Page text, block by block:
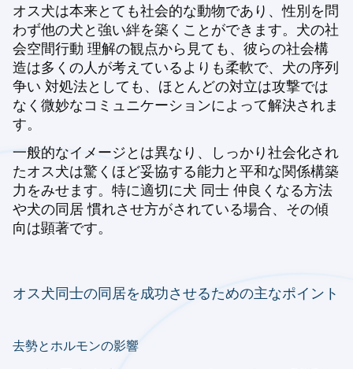
オス犬は本来とても社会的な動物であり、性別を問
わず他の犬と強い絆を築くことができます。犬の社
会空間行動 理解の観点から見ても、彼らの社会構
造は多くの人が考えているよりも柔軟で、犬の序列
争い 対処法としても、ほとんどの対立は攻撃では
なく微妙なコミュニケーションによって解決されま
す。
一般的なイメージとは異なり、しっかり社会化され
たオス犬は驚くほど妥協する能力と平和な関係構築
力をみせます。特に適切に犬 同士 仲良くなる方法
や犬の同居 慣れさせ方がされている場合、その傾
向は顕著です。
オス犬同士の同居を成功させるための主なポイント
去勢とホルモンの影響